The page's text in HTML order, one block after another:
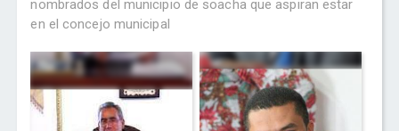
nombrados del municipio de soacha que aspiran estar
en el concejo municipal